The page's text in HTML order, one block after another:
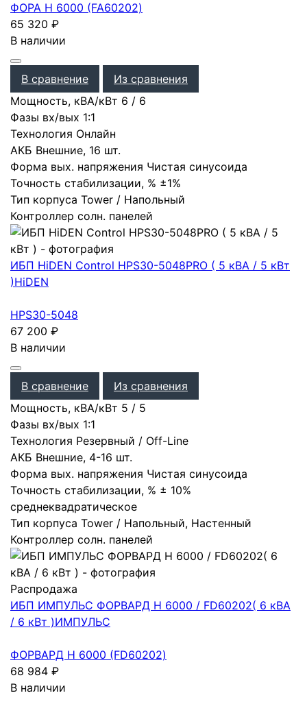
ФОРА Н 6000 (FA60202)
65 320 ₽
В наличии
В сравнение
Из сравнения
Мощность, кВА/кВт 6 / 6
Фазы вх/вых 1:1
Технология Онлайн
АКБ Внешние, 16 шт.
Форма вых. напряжения Чистая синусоида
Точность стабилизации, % ±1%
Тип корпуса Tower / Напольный
Контроллер солн. панелей
ИБП HiDEN Control HPS30-5048PRO ( 5 кВА / 5 кВт
)HiDEN
HPS30-5048
67 200 ₽
В наличии
В сравнение
Из сравнения
Мощность, кВА/кВт 5 / 5
Фазы вх/вых 1:1
Технология Резервный / Off-Line
АКБ Внешние, 4-16 шт.
Форма вых. напряжения Чистая синусоида
Точность стабилизации, % ± 10%
среднеквадратическое
Тип корпуса Tower / Напольный, Настенный
Контроллер солн. панелей
Распродажа
ИБП ИМПУЛЬС ФОРВАРД Н 6000 / FD60202( 6 кВА
/ 6 кВт )ИМПУЛЬС
ФОРВАРД Н 6000 (FD60202)
68 984 ₽
В наличии